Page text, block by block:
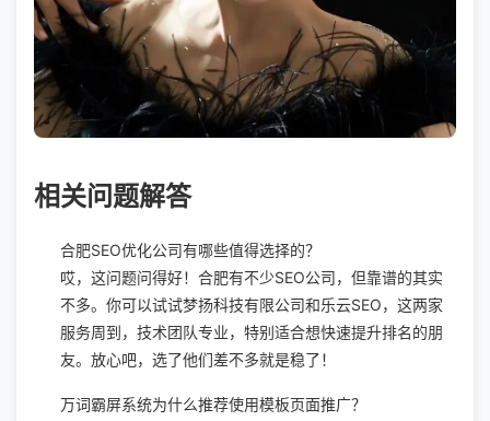
相关问题解答
合肥SEO优化公司有哪些值得选择的？
哎，这问题问得好！合肥有不少SEO公司，但靠谱的其实
不多。你可以试试梦扬科技有限公司和乐云SEO，这两家
服务周到，技术团队专业，特别适合想快速提升排名的朋
友。放心吧，选了他们差不多就是稳了！
万词霸屏系统为什么推荐使用模板页面推广？